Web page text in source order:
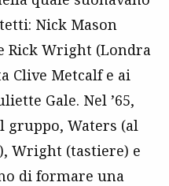
Nick Mason
Rick Wright (Londra
Clive Metcalf e ai
Gale. Nel ’65,
gruppo, Waters (al
Wright (tastiere) e
di formare una